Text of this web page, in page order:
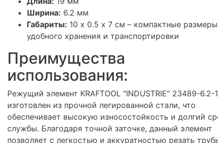
Ширина: 6.2 мм
Габариты: 10 х 0.5 х 7 см – компактные
удобного хранения и транспортировки
Преимущества
использования:
Режущий элемент KRAFTOOL "INDUSTRIE" 23489-6.2-
изготовлен из прочной легированной стали, что
обеспечивает высокую износостойкость и долгий
службы. Благодаря точной заточке, данный элемент
позволяет с легкостью и аккуратностью резать